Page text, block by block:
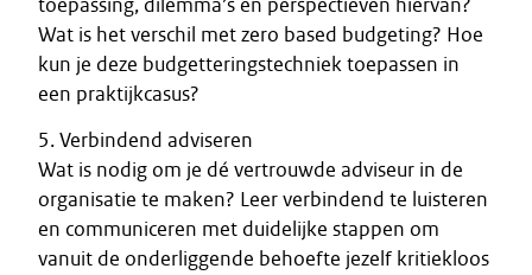
toepassing, dilemma’s en perspectieven hiervan?
Wat is het verschil met zero based budgeting? Hoe
kun je deze budgetteringstechniek toepassen in
een praktijkcasus?
5. Verbindend adviseren
Wat is nodig om je dé vertrouwde adviseur in de
organisatie te maken? Leer verbindend te luisteren
en communiceren met duidelijke stappen om
vanuit de onderliggende behoefte jezelf kritiekloos